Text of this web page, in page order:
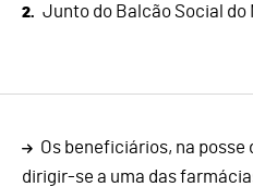
Junto do Balcão Social do
Os beneficiários, na posse
dirigir-se a uma das